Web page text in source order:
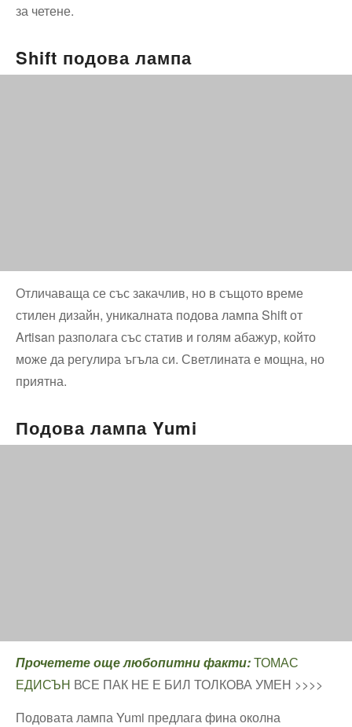
за четене.
Shift подова лампа
Отличаваща се със закачлив, но в същото време
стилен дизайн, уникалната подова лампа Shift от
Artisan разполага със статив и голям абажур, който
може да регулира ъгъла си. Светлината е мощна, но
приятна.
Подова лампа Yumi
Прочетете още любопитни факти:ТОМАС
ЕДИСЪН ВСЕ ПАК НЕ Е БИЛ ТОЛКОВА УМЕН >>>>
Подовата лампа Yumi предлага фина околна